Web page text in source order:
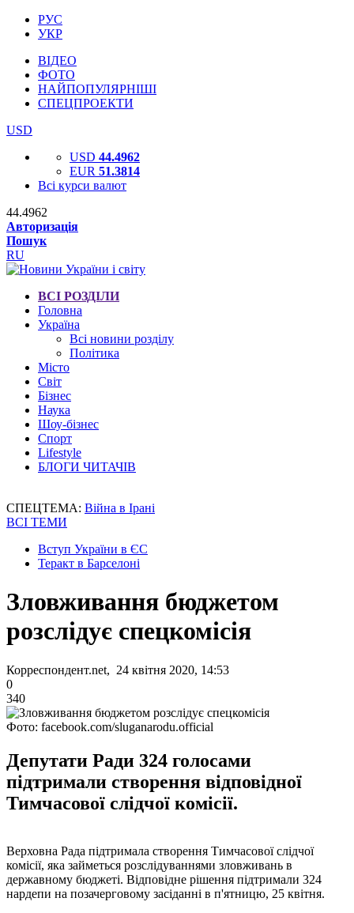
РУС
УКР
ВІДЕО
ФОТО
НАЙПОПУЛЯРНІШІ
СПЕЦПРОЕКТИ
USD
USD 44.4962
EUR 51.3814
Всі курси валют
44.4962
Авторизація
Пошук
RU
ВСІ РОЗДІЛИ
Головна
Україна
Всі новини розділу
Політика
Місто
Світ
Бізнес
Наука
Шоу-бізнес
Спорт
Lifestyle
БЛОГИ ЧИТАЧІВ
СПЕЦТЕМА: Війна в Ірані
ВСІ ТЕМИ
Вступ України в ЄС
Теракт в Барселоні
Зловживання бюджетом
розслідує спецкомісія
Корреспондент.net, 24 квітня 2020, 14:53
0
340
Фото: facebook.com/sluganarodu.official
Депутати Ради 324 голосами
підтримали створення відповідної
Тимчасової слідчої комісії.
Верховна Рада підтримала створення Тимчасової слідчої
комісії, яка займеться розслідуваннями зловживань в
державному бюджеті. Відповідне рішення підтримали 324
нардепи на позачерговому засіданні в п'ятницю, 25 квітня.